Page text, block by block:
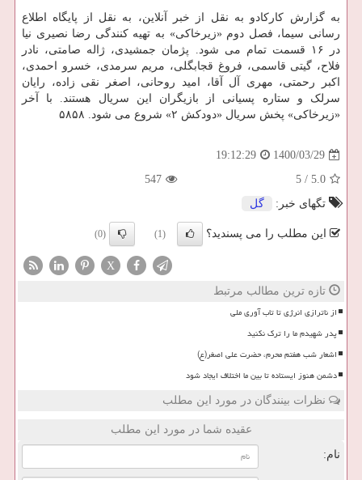
به گزارش کارکادو به نقل از خبر آنلاین، به نقل از پایگاه اطلاع
رسانی سیما، فصل دوم «زیرخاکی» به تهیه کنندگی رضا نصیری نیا
در ۱۶ قسمت تمام می شود. پژمان جمشیدی، ژاله صامتی، نادر
فلاح، گیتی قاسمی، فروغ قجابگلی، مریم سرمدی، خسرو احمدی،
اکبر رحمتی، مهری آل آقا، امید روحانی، اصغر نقی زاده، رایان
سرلک و ستاره پسیانی از بازیگران این سریال هستند. با آخر
«زیرخاکی» پخش سریال «دودکش ۲» شروع می شود. ۵۸۵۸
1400/03/29
19:12:29
5.0
/
5
547
تگهای خبر:
گل
این مطلب را می پسندید؟ (1)
(0)
X
تازه ترین مطالب مرتبط
از ناترازی انرژی تا تاب آوری ملی
پدر شهیدم ما را ترک نکنید
اشعار شب هفتم محرم، حضرت علی اصغر(ع)
دشمن هنوز ایستاده تا بین ما اختلاف ایجاد شود
نظرات بینندگان در مورد این مطلب
عقیده شما در مورد این مطلب
نام: